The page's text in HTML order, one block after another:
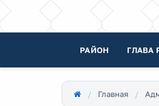
РАЙОН ГЛАВА
Главная